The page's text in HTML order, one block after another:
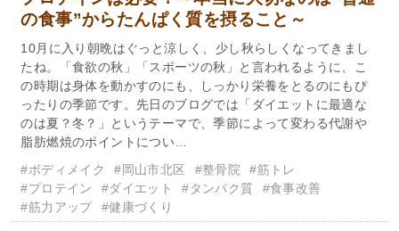
の食事”からたんぱく質を摂ること～
10月に入り朝晩はぐっと涼しく、少し秋らしくなってきまし
たね。「食欲の秋」「スポーツの秋」と言われるように、こ
の時期は身体を動かすのにも、しっかり栄養をとるのにもぴ
ったりの季節です。先日のブログでは「ダイエットに最適な
のは夏？冬？」というテーマで、季節によって変わる代謝や
脂肪燃焼のポイントについ…
#ボディメイク
#岡山市北区 #整骨院
#筋トレ
#プロテイン
#ダイエット #タンパク質
#食事改善
#筋力アップ
#健康づくり